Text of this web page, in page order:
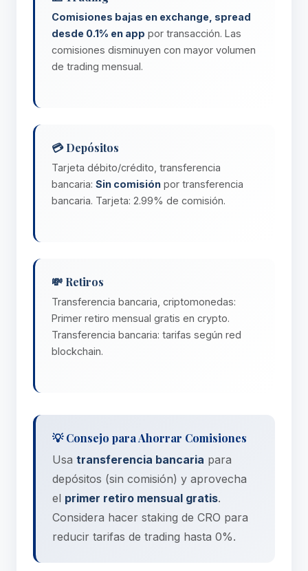
Comisiones bajas en exchange, spread
desde 0.1% en app por transacción. Las
comisiones disminuyen con mayor volumen
de trading mensual.
💳 Depósitos
Tarjeta débito/crédito, transferencia
bancaria: Sin comisión por transferencia
bancaria. Tarjeta: 2.99% de comisión.
💸 Retiros
Transferencia bancaria, criptomonedas:
Primer retiro mensual gratis en crypto.
Transferencia bancaria: tarifas según red
blockchain.
💡 Consejo para Ahorrar Comisiones
Usa transferencia bancaria para
depósitos (sin comisión) y aprovecha
el primer retiro mensual gratis.
Considera hacer staking de CRO para
reducir tarifas de trading hasta 0%.